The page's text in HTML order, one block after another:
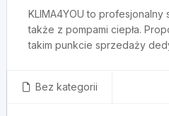
KLIMA4YOU to profesjonalny
także z pompami ciepła.
takim punkcie sprzedaży
Bez kategorii